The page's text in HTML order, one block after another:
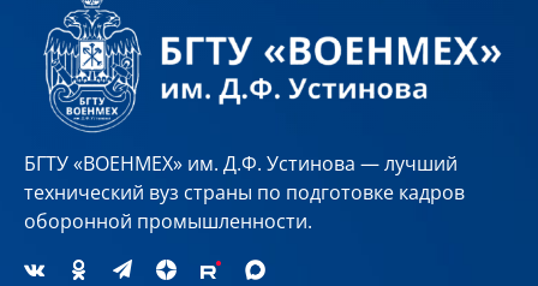
БГТУ «ВОЕНМЕХ» им. Д.Ф. Устинова — лучший
технический вуз страны по подготовке кадров
оборонной промышленности.